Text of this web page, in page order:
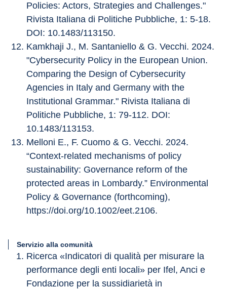
Policies: Actors, Strategies and Challenges."
Rivista Italiana di Politiche Pubbliche, 1: 5-18.
DOI: 10.1483/113150.
Kamkhaji J., M. Santaniello & G. Vecchi. 2024.
"Cybersecurity Policy in the European Union.
Comparing the Design of Cybersecurity
Agencies in Italy and Germany with the
Institutional Grammar." Rivista Italiana di
Politiche Pubbliche, 1: 79-112. DOI:
10.1483/113153.
Melloni E., F. Cuomo & G. Vecchi. 2024.
“Context-related mechanisms of policy
sustainability: Governance reform of the
protected areas in Lombardy.” Environmental
Policy & Governance (forthcoming),
https://doi.org/10.1002/eet.2106.
Servizio alla comunità
Ricerca «Indicatori di qualità per misurare la
performance degli enti locali» per Ifel, Anci e
Fondazione per la sussidiarietà in